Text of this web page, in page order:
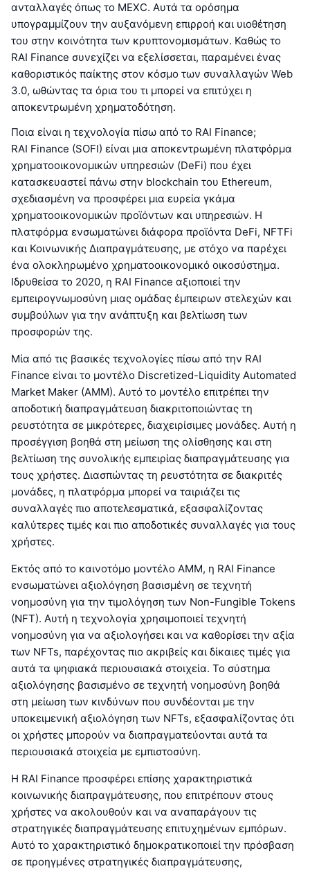
ανταλλαγές όπως το MEXC. Αυτά τα ορόσημα
υπογραμμίζουν την αυξανόμενη επιρροή και υιοθέτηση
του στην κοινότητα των κρυπτονομισμάτων. Καθώς το
RAI Finance συνεχίζει να εξελίσσεται, παραμένει ένας
καθοριστικός παίκτης στον κόσμο των συναλλαγών Web
3.0, ωθώντας τα όρια του τι μπορεί να επιτύχει η
αποκεντρωμένη χρηματοδότηση.
Ποια είναι η τεχνολογία πίσω από το RAI Finance;
RAI Finance (SOFI) είναι μια αποκεντρωμένη πλατφόρμα
χρηματοοικονομικών υπηρεσιών (DeFi) που έχει
κατασκευαστεί πάνω στην blockchain του Ethereum,
σχεδιασμένη να προσφέρει μια ευρεία γκάμα
χρηματοοικονομικών προϊόντων και υπηρεσιών. Η
πλατφόρμα ενσωματώνει διάφορα προϊόντα DeFi, NFTFi
και Κοινωνικής Διαπραγμάτευσης, με στόχο να παρέχει
ένα ολοκληρωμένο χρηματοοικονομικό οικοσύστημα.
Ιδρυθείσα το 2020, η RAI Finance αξιοποιεί την
εμπειρογνωμοσύνη μιας ομάδας έμπειρων στελεχών και
συμβούλων για την ανάπτυξη και βελτίωση των
προσφορών της.
Μία από τις βασικές τεχνολογίες πίσω από την RAI
Finance είναι το μοντέλο Discretized-Liquidity Automated
Market Maker (AMM). Αυτό το μοντέλο επιτρέπει την
αποδοτική διαπραγμάτευση διακριτοποιώντας τη
ρευστότητα σε μικρότερες, διαχειρίσιμες μονάδες. Αυτή η
προσέγγιση βοηθά στη μείωση της ολίσθησης και στη
βελτίωση της συνολικής εμπειρίας διαπραγμάτευσης για
τους χρήστες. Διασπώντας τη ρευστότητα σε διακριτές
μονάδες, η πλατφόρμα μπορεί να ταιριάζει τις
συναλλαγές πιο αποτελεσματικά, εξασφαλίζοντας
καλύτερες τιμές και πιο αποδοτικές συναλλαγές για τους
χρήστες.
Εκτός από το καινοτόμο μοντέλο AMM, η RAI Finance
ενσωματώνει αξιολόγηση βασισμένη σε τεχνητή
νοημοσύνη για την τιμολόγηση των Non-Fungible Tokens
(NFT). Αυτή η τεχνολογία χρησιμοποιεί τεχνητή
νοημοσύνη για να αξιολογήσει και να καθορίσει την αξία
των NFTs, παρέχοντας πιο ακριβείς και δίκαιες τιμές για
αυτά τα ψηφιακά περιουσιακά στοιχεία. Το σύστημα
αξιολόγησης βασισμένο σε τεχνητή νοημοσύνη βοηθά
στη μείωση των κινδύνων που συνδέονται με την
υποκειμενική αξιολόγηση των NFTs, εξασφαλίζοντας ότι
οι χρήστες μπορούν να διαπραγματεύονται αυτά τα
περιουσιακά στοιχεία με εμπιστοσύνη.
Η RAI Finance προσφέρει επίσης χαρακτηριστικά
κοινωνικής διαπραγμάτευσης, που επιτρέπουν στους
χρήστες να ακολουθούν και να αναπαράγουν τις
στρατηγικές διαπραγμάτευσης επιτυχημένων εμπόρων.
Αυτό το χαρακτηριστικό δημοκρατικοποιεί την πρόσβαση
σε προηγμένες στρατηγικές διαπραγμάτευσης,